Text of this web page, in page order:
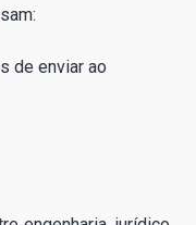
de enviar ao